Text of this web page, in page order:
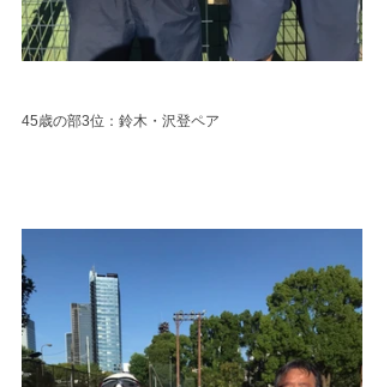
45歳の部3位：鈴木・沢登ペア